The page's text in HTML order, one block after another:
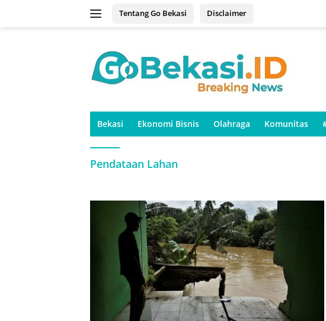
Tentang Go Bekasi Disclaimer
Bekasi Ekonomi Bisnis Olahraga Komunitas
Pendataan Lahan